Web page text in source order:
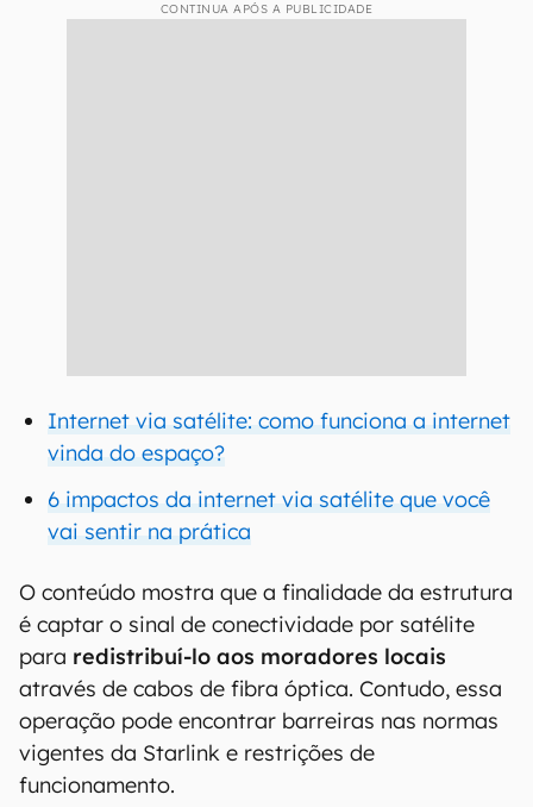
CONTINUA APÓS A PUBLICIDADE
Internet via satélite: como funciona a internet
vinda do espaço?
6 impactos da internet via satélite que você
vai sentir na prática
O conteúdo mostra que a finalidade da estrutura
é captar o sinal de conectividade por satélite
para redistribuí-lo aos moradores locais
através de cabos de fibra óptica. Contudo, essa
operação pode encontrar barreiras nas normas
vigentes da Starlink e restrições de
funcionamento.